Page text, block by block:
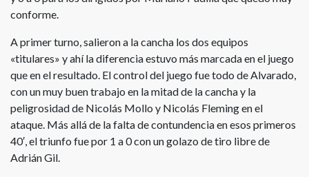
conforme.
A primer turno, salieron a la cancha los dos equipos
«titulares» y ahí la diferencia estuvo más marcada en el juego
que en el resultado. El control del juego fue todo de Alvarado,
con un muy buen trabajo en la mitad de la cancha y la
peligrosidad de Nicolás Mollo y Nicolás Fleming en el
ataque. Más allá de la falta de contundencia en esos primeros
40′, el triunfo fue por 1 a 0 con un golazo de tiro libre de
Adrián Gil.